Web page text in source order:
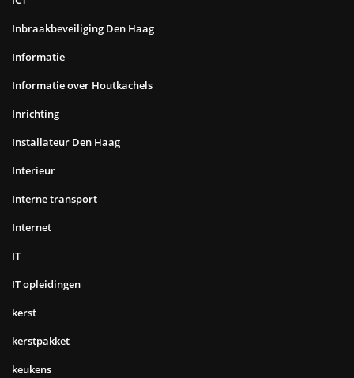
Inbraakbeveiliging Den Haag
Informatie
Informatie over Houtkachels
Inrichting
Installateur Den Haag
Interieur
Interne transport
Internet
IT
IT opleidingen
kerst
kerstpakket
keukens